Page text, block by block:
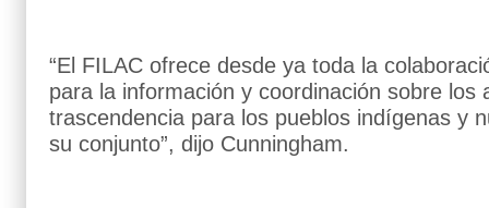
“El FILAC ofrece desde ya toda la
para la información y coordinación sobre los
trascendencia para los pueblos indígenas y
su conjunto”, dijo Cunningham.